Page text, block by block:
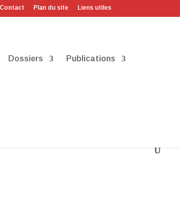
Contact Plan du site Liens utiles
Dossiers Publications